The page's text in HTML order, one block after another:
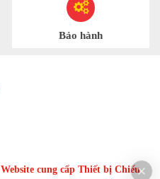
Bảo hành
cung cấp Thiết bị Chiếu